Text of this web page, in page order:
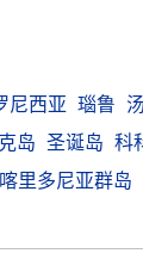
尼西亚 瑙鲁
岛 圣诞岛 科
里多尼亚群岛